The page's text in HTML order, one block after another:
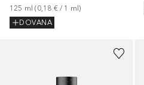
125 ml (0,18 € / 1 ml)
DOVANA